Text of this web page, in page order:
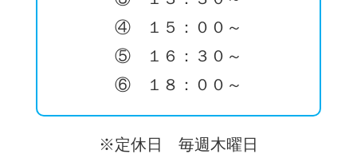
④ １５：００～
⑤ １６：３０～
⑥ １８：００～
※定休日 毎週木曜日